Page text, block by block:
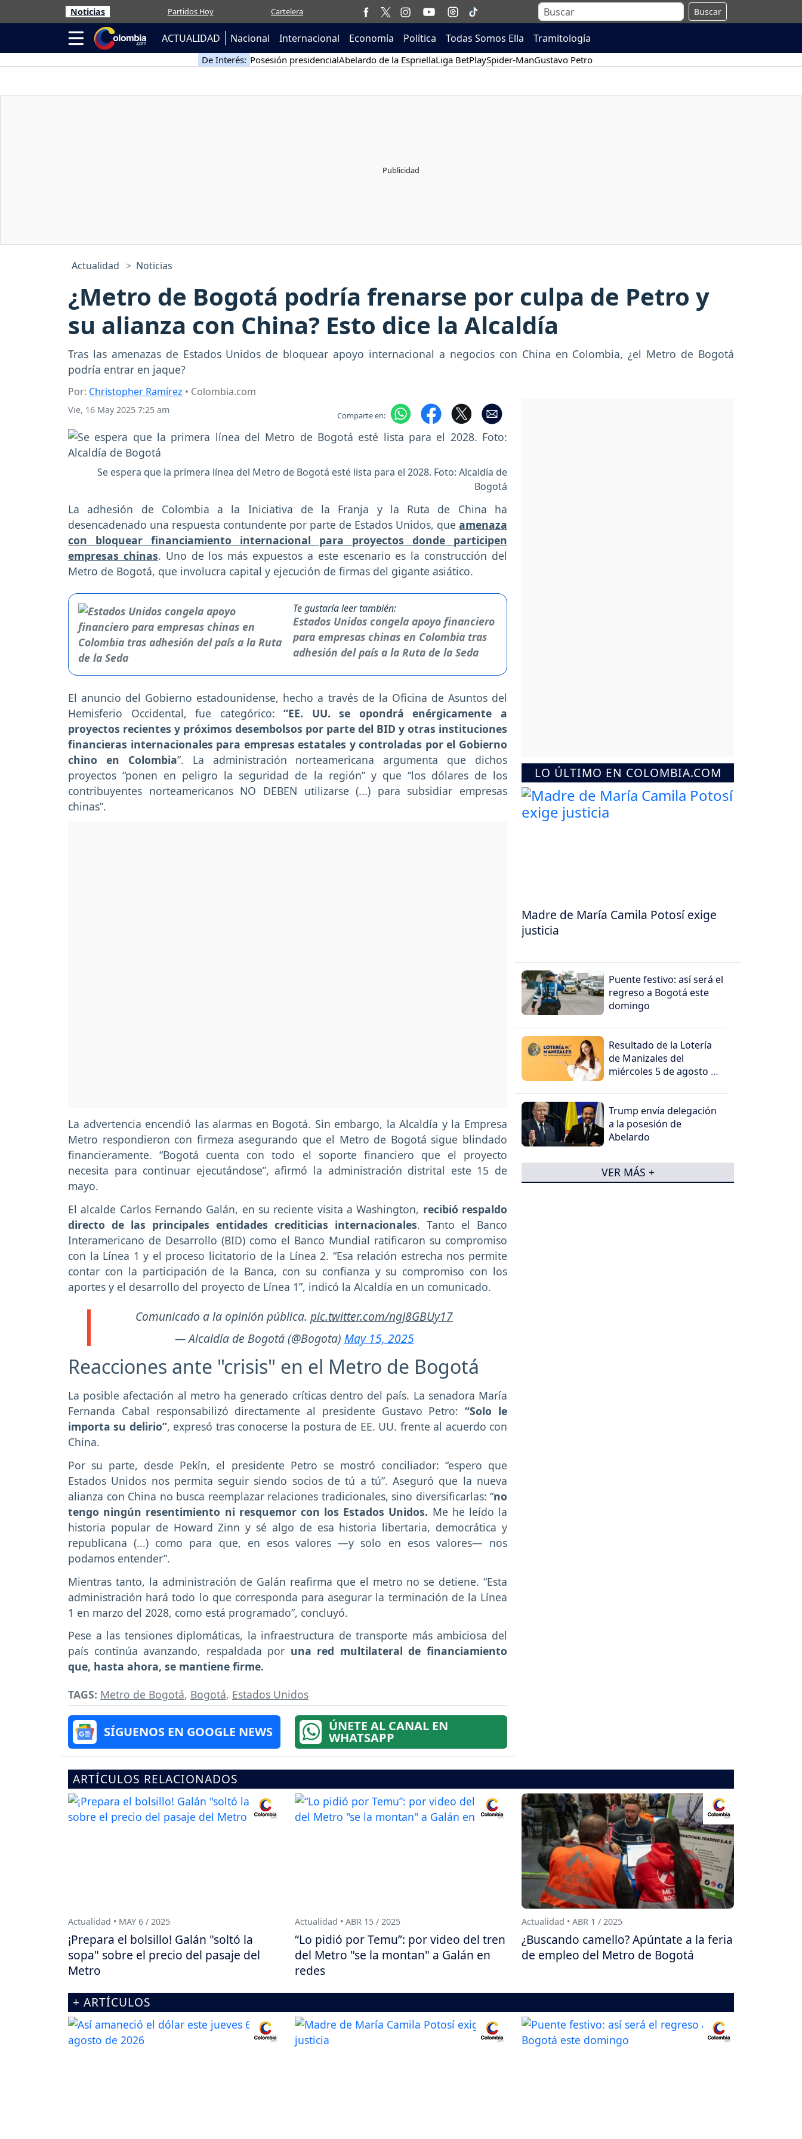
Noticias Partidos Hoy Cartelera Buscar
ACTUALIDAD Nacional Internacional Economía Política Todas Somos Ella Tramitología
De Interés: Posesión presidencialAbelardo de la EspriellaLiga BetPlaySpider-ManGustavo Petro
Actualidad Noticias
¿Metro de Bogotá podría frenarse por culpa de Petro y
su alianza con China? Esto dice la Alcaldía
Tras las amenazas de Estados Unidos de bloquear apoyo internacional a negocios con China en Colombia, ¿el Metro de Bogotá
podría entrar en jaque?
Por: Christopher Ramírez • Colombia.com
Vie, 16 May 2025 7:25 am Comparte en:
Se espera que la primera línea del Metro de Bogotá esté lista para el 2028. Foto: Alcaldía de
Bogotá
La adhesión de Colombia a la Iniciativa de la Franja y la Ruta de China ha
desencadenado una respuesta contundente por parte de Estados Unidos, que amenaza
con bloquear financiamiento internacional para proyectos donde participen
empresas chinas. Uno de los más expuestos a este escenario es la construcción del
Metro de Bogotá, que involucra capital y ejecución de firmas del gigante asiático.
Te gustaría leer también:
Estados Unidos congela apoyo financiero
para empresas chinas en Colombia tras
adhesión del país a la Ruta de la Seda
El anuncio del Gobierno estadounidense, hecho a través de la Oficina de Asuntos del
Hemisferio Occidental, fue categórico:“EE. UU. se opondrá enérgicamente a
proyectos recientes y próximos desembolsos por parte del BID y otras instituciones
financieras internacionales para empresas estatales y controladas por el Gobierno
chino en Colombia”. La administración norteamericana argumenta que dichos
proyectos “ponen en peligro la seguridad de la región” y que “los dólares de los
contribuyentes norteamericanos NO DEBEN utilizarse (...) para subsidiar empresas
chinas”.
La advertencia encendió las alarmas en Bogotá. Sin embargo, la Alcaldía y la Empresa
Metro respondieron con firmeza asegurando que el Metro de Bogotá sigue blindado
financieramente. “Bogotá cuenta con todo el soporte financiero que el proyecto
necesita para continuar ejecutándose”, afirmó la administración distrital este 15 de
mayo.
El alcalde Carlos Fernando Galán, en su reciente visita a Washington, recibió respaldo
directo de las principales entidades crediticias internacionales. Tanto el Banco
Interamericano de Desarrollo (BID) como el Banco Mundial ratificaron su compromiso
con la Línea 1 y el proceso licitatorio de la Línea 2. “Esa relación estrecha nos permite
contar con la participación de la Banca, con su confianza y su compromiso con los
aportes y el desarrollo del proyecto de Línea 1”, indicó la Alcaldía en un comunicado.
Comunicado a la opinión pública.
pic.twitter.com/ngJ8GBUy17
— Alcaldía de Bogotá (@Bogota) May 15, 2025
Reacciones ante "crisis" en el Metro de Bogotá
La posible afectación al metro ha generado críticas dentro del país. La senadora María
Fernanda Cabal responsabilizó directamente al presidente Gustavo Petro:“Solo le
importa su delirio”, expresó tras conocerse la postura de EE. UU. frente al acuerdo con
China.
Por su parte, desde Pekín, el presidente Petro se mostró conciliador: “espero que
Estados Unidos nos permita seguir siendo socios de tú a tú”. Aseguró que la nueva
alianza con China no busca reemplazar relaciones tradicionales, sino diversificarlas: “no
tengo ningún resentimiento ni resquemor con los Estados Unidos.Me he leído la
historia popular de Howard Zinn y sé algo de esa historia libertaria, democrática y
republicana (...) como para que, en esos valores —y solo en esos valores— nos
podamos entender”.
Mientras tanto, la administración de Galán reafirma que el metro no se detiene. “Esta
administración hará todo lo que corresponda para asegurar la terminación de la Línea
1 en marzo del 2028, como está programado”, concluyó.
Pese a las tensiones diplomáticas, la infraestructura de transporte más ambiciosa del
país continúa avanzando, respaldada poruna red multilateral de financiamiento
que, hasta ahora, se mantiene firme.
Metro de Bogotá Bogotá Estados Unidos
SÍGUENOS EN GOOGLE NEWS ÚNETE AL CANAL EN
WHATSAPP
LO ÚLTIMO EN COLOMBIA.COM
Madre de María Camila Potosí exige
justicia
Puente festivo: así será el
regreso a Bogotá este
domingo
Resultado de la Lotería
de Manizales del
miércoles 5 de agosto de
Trump envía delegación
a la posesión de
Abelardo
VER MÁS +
ARTÍCULOS RELACIONADOS
¡Prepara el bolsillo! Galán "soltó la
sopa" sobre el precio del pasaje del
Metro
“Lo pidió por Temu”: por video del tren
del Metro "se la montan" a Galán en
redes
¿Buscando camello? Apúntate a la feria
de empleo del Metro de Bogotá
+ ARTÍCULOS